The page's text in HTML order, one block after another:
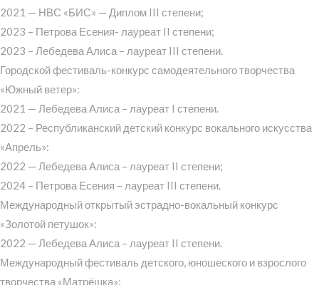
2021 — НВС «БИС» — Диплом III степени;
2023 – Петрова Есения- лауреат II степени;
2023 – Лебедева Алиса – лауреат III степени.
Городской фестиваль-конкурс самодеятельного творчества
«Южный ветер»:
2021 — Лебедева Алиса – лауреат I степени.
2022 – Республиканский детский конкурс вокального искусства
«Апрель»:
2022 — Лебедева Алиса – лауреат II степени;
2024 – Петрова Есения – лауреат III степени.
Международный открытый эстрадно-вокальный конкурс
«Золотой петушок»:
2022 — Лебедева Алиса – лауреат II степени.
Международный фестиваль детского, юношеского и взрослого
творчества «Матрёшка»: